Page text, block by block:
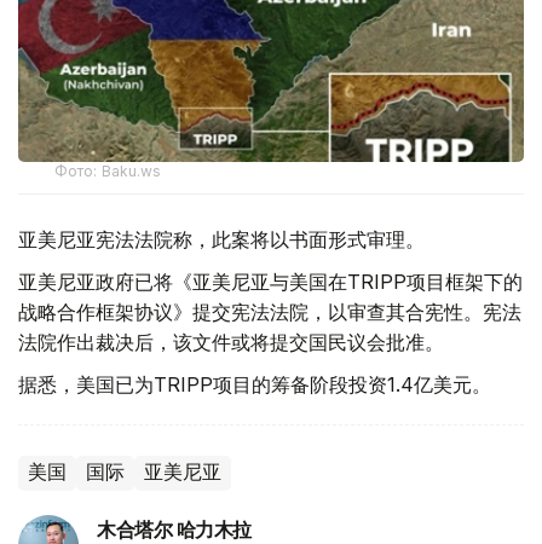
Фото: Baku.ws
亚美尼亚宪法法院称，此案将以书面形式审理。
亚美尼亚政府已将《亚美尼亚与美国在TRIPP项目框架下的
战略合作框架协议》提交宪法法院，以审查其合宪性。宪法
法院作出裁决后，该文件或将提交国民议会批准。
据悉，美国已为TRIPP项目的筹备阶段投资1.4亿美元。
美国 国际 亚美尼亚
木合塔尔 哈力木拉